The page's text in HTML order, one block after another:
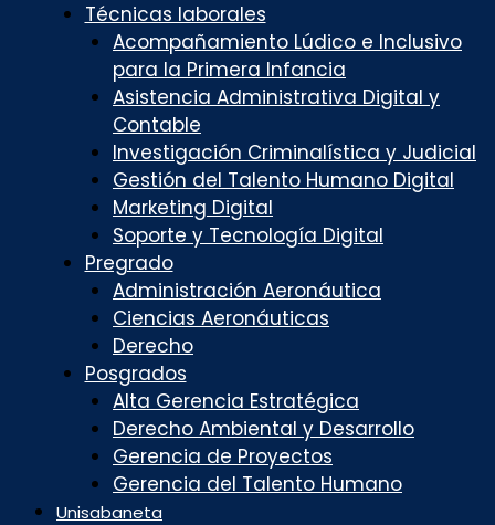
Técnicas laborales
Acompañamiento Lúdico e Inclusivo
para la Primera Infancia
Asistencia Administrativa Digital y
Contable
Investigación Criminalística y Judicial
Gestión del Talento Humano Digital
Marketing Digital
Soporte y Tecnología Digital
Pregrado
Administración Aeronáutica
Ciencias Aeronáuticas
Derecho
Posgrados
Alta Gerencia Estratégica
Derecho Ambiental y Desarrollo
Gerencia de Proyectos
Gerencia del Talento Humano
Unisabaneta